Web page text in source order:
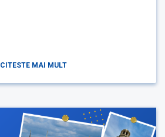
CITESTE MAI MULT